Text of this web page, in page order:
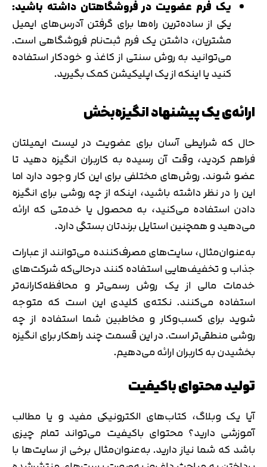
یک فرم عضویت در فروشگاهتان داشته باشید:
یکی از ساده‌ترین راه‌ها برای گرفتن آدرس‌های ایمیل
مشتریان، داشتن یک فرم ثبت‌نام فروشگاهی است.
می‌توانید به روش سنتی از کاغذ و خودکار استفاده
کنید یا اینکه از یک اپلیکیشن کمک بگیرید.
ارائه‌ی یک پیشنهاد انگیزه‌بخش
حال که شرایطی آسان برای عضویت در لیست ایمیلتان
فراهم کردید، وقت آن رسیده به کاربران انگیزه دهید تا
عضو شوند. روش‌های مختلفی برای این کار وجود دارد اما
این را در نظر داشته باشید، اینکه از چه روشی برای انگیزه
دادن استفاده می‌کنید، به محصول یا خدمتی که ارائه
می‌دهید و همچنین استایل برندتان بستگی دارد.
به‌عنوان‌مثال، سایت‌های مصرف‌کننده می‌توانند از عبارات
جذاب و تخفیف‌هایی استفاده کنند درحالی‌که شرکت‌های
خدمات مالی از یک روش رسمی‌تر و محافظه‌کارانه‌تر
استفاده می‌کنند. نکته‌ی کلیدی این است که متوجه
شوید برای کسب‌وکار و مخاطبین شما استفاده از چه
روشی منطقی‌تر است. در این قسمت چند راهکار برای انگیزه
بخشیدن به کاربران ارائه می‌دهیم.
تولید محتوای باکیفیت
آیا یک وبلاگ، کتاب‌های الکترونیکی مفید و یا مطالب
آموزشی دارید؟ محتوای باکیفیت می‌تواند تمام چیزی
باشد که شما نیاز دارید. به‌عنوان‌مثال برخی از سایت‌ها با
تایید کد
دریافت مجدد کد: 00:59